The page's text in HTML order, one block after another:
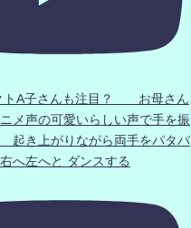
トA子さんも注目？ お母さん
メ声の可愛いらしい声で手を振
起き上がりながら両手をパタパ
へ左へと ダンスする